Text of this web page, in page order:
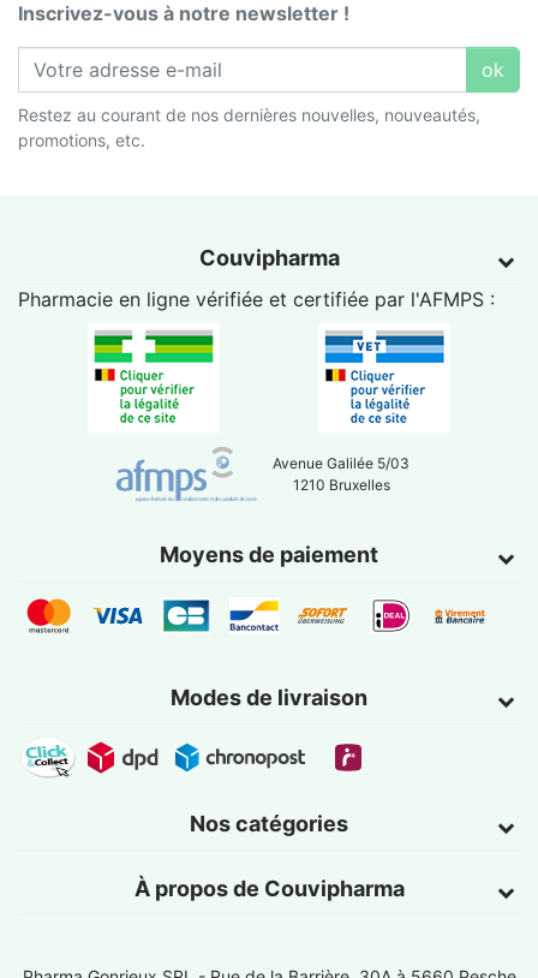
Inscrivez-vous à notre newsletter !
ok
Restez au courant de nos dernières nouvelles, nouveautés,
promotions, etc.
Couvipharma
Pharmacie en ligne vérifiée et certifiée par l'AFMPS :
Avenue Galilée 5/03
1210 Bruxelles
Moyens de paiement
Modes de livraison
Nos catégories
À propos de Couvipharma